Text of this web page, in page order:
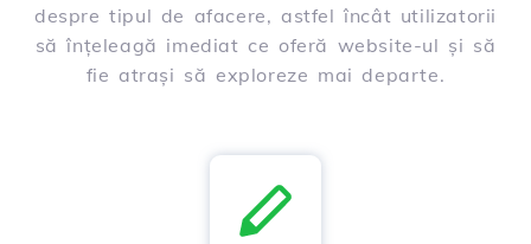
despre tipul de afacere, astfel încât utilizatorii
să înțeleagă imediat ce oferă website-ul și să
fie atrași să exploreze mai departe.